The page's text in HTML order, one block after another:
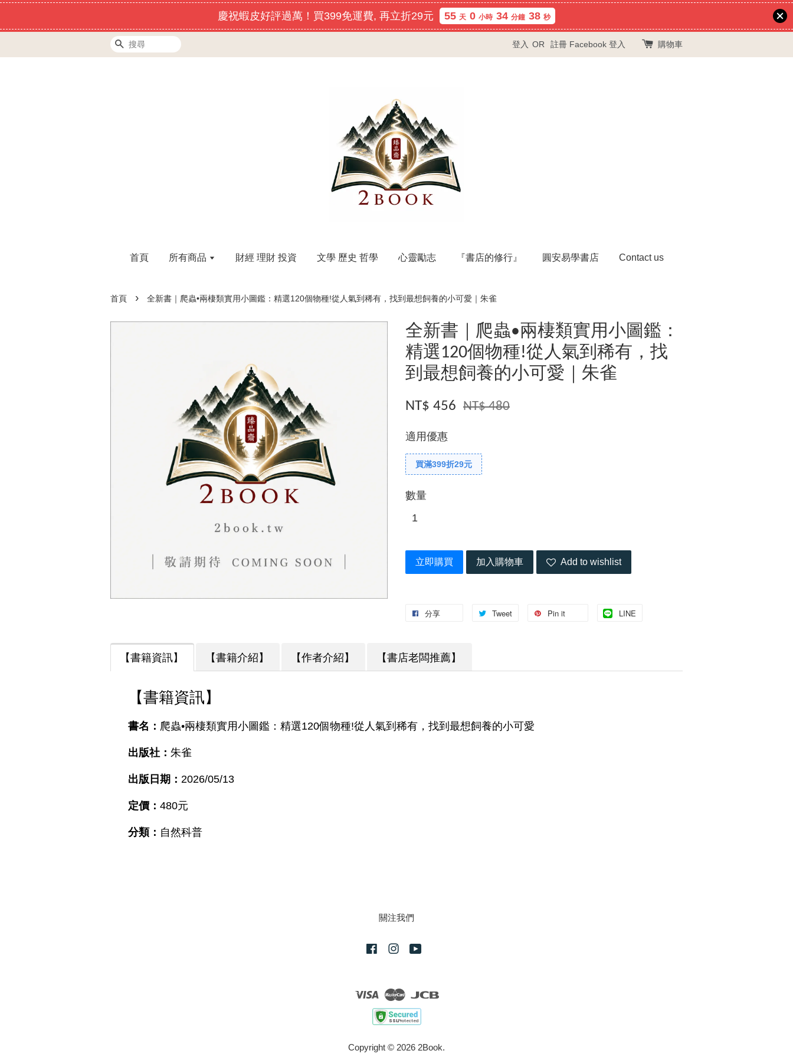
慶祝蝦皮好評過萬！買399免運費, 再立折29元 55 天 0 小時 34 分鐘 37 秒
搜尋 登入 OR 註冊 Facebook 登入 購物車
首頁 所有商品 財經 理財 投資 文學 歷史 哲學 心靈勵志 『書店的修行』 圓安易學書店 Contact us
首頁 › 全新書｜爬蟲•兩棲類實用小圖鑑：精選120個物種!從人氣到稀有，找到最想飼養的小可愛｜朱雀
全新書｜爬蟲•兩棲類實用小圖鑑：
精選120個物種!從人氣到稀有，找
到最想飼養的小可愛｜朱雀
NT$ 456 NT$ 480
適用優惠
買滿399折29元
數量
立即購買 加入購物車 Add to wishlist
分享 Tweet Pin it LINE
【書籍資訊】 【書籍介紹】 【作者介紹】 【書店老闆推薦】
【書籍資訊】
書名： 爬蟲•兩棲類實用小圖鑑：精選120個物種!從人氣到稀有，找到最想飼養的小可愛
出版社： 朱雀
出版日期： 2026/05/13
定價： 480元
分類： 自然科普
關注我們
FacebookInstagram
Visa Master
Copyright © 2026 2Book.